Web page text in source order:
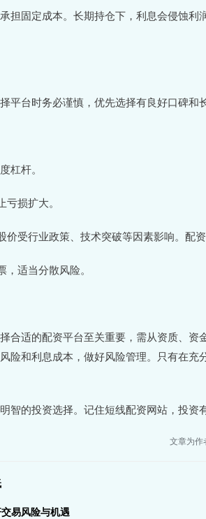
担固定成本。长期持仓下，利息会侵蚀利
台时务必谨慎，优先选择有良好口碑和
杠杆。
损扩大。
受行业政策、技术突破等因素影响。配资
适当分散风险。
合适的配资平台至关重要，需从资质、资
险和利息成本，做好风险管理。只有在充
的投资选择。记住短线配资网站，投资
文章为作
易风险与机遇